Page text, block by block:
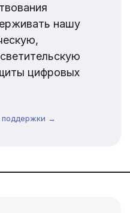
нашу
цифровых
поддержки →